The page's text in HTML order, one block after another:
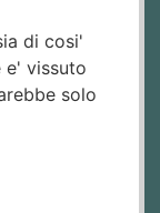
di cosi'
e' vissuto
solo